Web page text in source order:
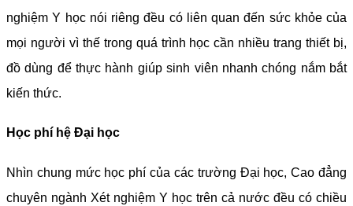
nghiệm Y học nói riêng đều có liên quan đến sức khỏe của
mọi người vì thế trong quá trình học cần nhiều trang thiết bị,
đồ dùng để thực hành giúp sinh viên nhanh chóng nắm bắt
kiến thức.
Học phí hệ Đại học
Nhìn chung mức học phí của các trường Đại học, Cao đẳng
chuyên ngành Xét nghiệm Y học trên cả nước đều có chiều